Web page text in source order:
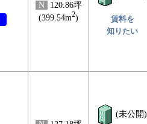
N
120.86坪
(399.54m2)
賃料を
知りたい
(未公開)